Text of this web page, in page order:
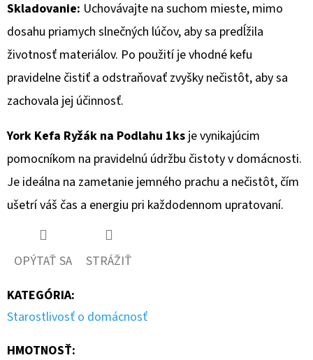
Skladovanie: Uchovávajte na suchom mieste, mimo
dosahu priamych slnečných lúčov, aby sa predĺžila
životnosť materiálov. Po použití je vhodné kefu
pravidelne čistiť a odstraňovať zvyšky nečistôt, aby sa
zachovala jej účinnosť.
York Kefa Ryžák na Podlahu 1ks je vynikajúcim
pomocníkom na pravidelnú údržbu čistoty v domácnosti.
Je ideálna na zametanie jemného prachu a nečistôt, čím
ušetrí váš čas a energiu pri každodennom upratovaní.
OPÝTAŤ SA
STRÁŽIŤ
KATEGÓRIA:
Starostlivosť o domácnosť
HMOTNOSŤ: